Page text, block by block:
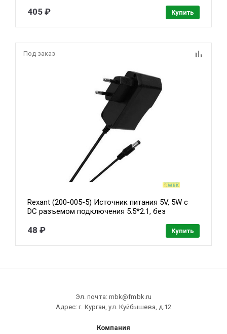
405 ₽ Купить
Под заказ
Rexant (200-005-5) Источник питания 5V, 5W с
DC разъемом подключения 5.5*2.1, без
48 ₽ Купить
Эл. почта: mbk@fmbk.ru
Адрес: г. Курган, ул. Куйбышева, д.12
Компания